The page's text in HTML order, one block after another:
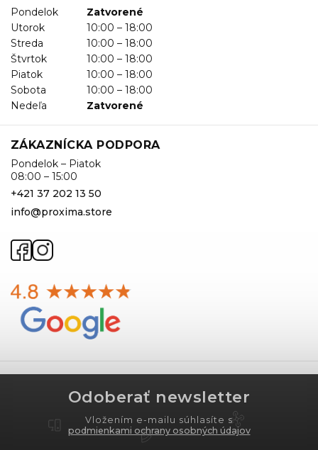
Pondelok
Zatvorené
Utorok
10:00 – 18:00
Streda
10:00 – 18:00
Štvrtok
10:00 – 18:00
Piatok
10:00 – 18:00
Sobota
10:00 – 18:00
Nedeľa
Zatvorené
ZÁKAZNÍCKA PODPORA
Pondelok – Piatok
08:00 – 15:00
+421 37 202 13 50
info@proxima.store
Odoberať newsletter
Vložením e-mailu súhlasíte s
podmienkami ochrany osobných údajov